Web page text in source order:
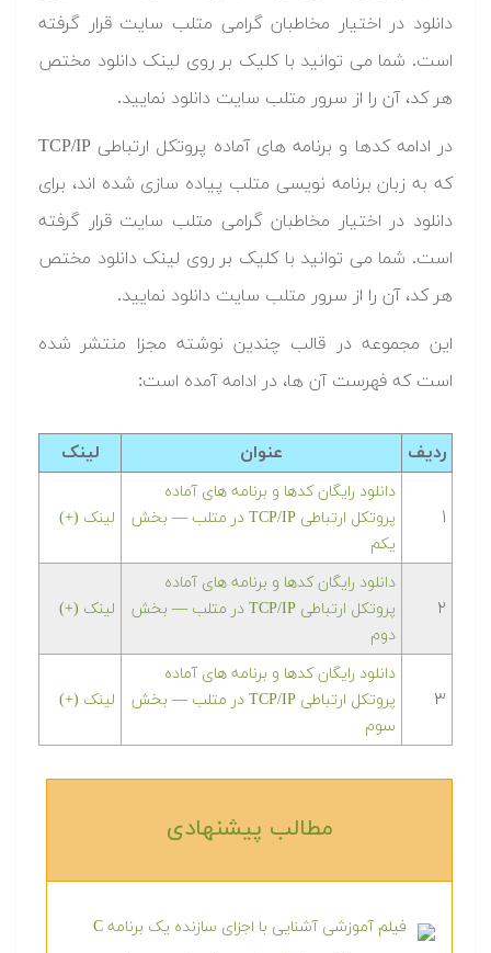
دانلود در اختیار مخاطبان گرامی متلب سایت قرار گرفته
است. شما می توانید با کلیک بر روی لینک دانلود مختص
هر کد، آن را از سرور متلب سایت دانلود نمایید.‬
‫در ادامه کدها و برنامه های آماده پروتکل ارتباطی TCP/IP
که به زبان برنامه نویسی متلب پیاده سازی شده اند، برای
دانلود در اختیار مخاطبان گرامی متلب سایت قرار گرفته
است. شما می توانید با کلیک بر روی لینک دانلود مختص
هر کد، آن را از سرور متلب سایت دانلود نمایید.‬
این مجموعه در قالب چندین نوشته مجزا منتشر شده
است که فهرست آن ها، در ادامه آمده است:
ردیف عنوان لینک
۱
دانلود رایگان کدها و برنامه های آماده
پروتکل ارتباطی TCP/IP در متلب‬‬ — بخش
یکم
لینک (+)
۲
دانلود رایگان کدها و برنامه های آماده
پروتکل ارتباطی TCP/IP در متلب‬‬ — بخش
دوم
لینک (+)
۳
دانلود رایگان کدها و برنامه های آماده
پروتکل ارتباطی TCP/IP در متلب‬‬ — بخش
سوم
لینک (+)
مطالب پیشنهادی‎
فیلم آموزشی آشنایی با اجزای سازنده یک برنامه C